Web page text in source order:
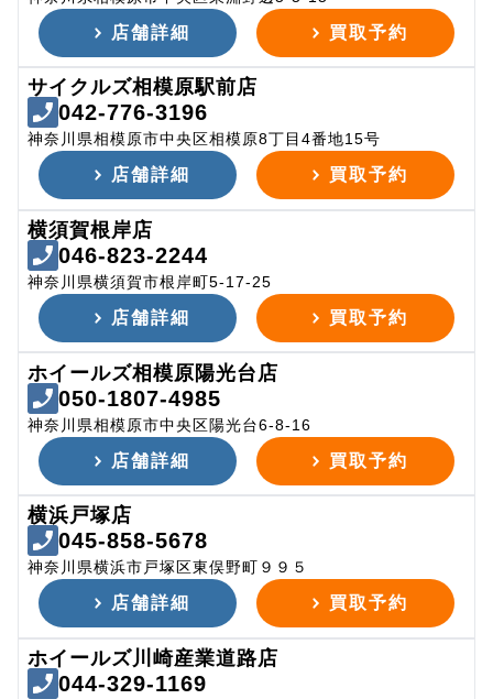
店舗詳細 買取予約
サイクルズ相模原駅前店
042-776-3196
神奈川県相模原市中央区相模原8丁目4番地15号
店舗詳細 買取予約
横須賀根岸店
046-823-2244
神奈川県横須賀市根岸町5-17-25
店舗詳細 買取予約
ホイールズ相模原陽光台店
050-1807-4985
神奈川県相模原市中央区陽光台6-8-16
店舗詳細 買取予約
横浜戸塚店
045-858-5678
神奈川県横浜市戸塚区東俣野町９９５
店舗詳細 買取予約
ホイールズ川崎産業道路店
044-329-1169